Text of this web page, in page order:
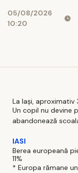
reducerea
costurilor
05/08/2026
10:20
La Iași,
Un copil nu devine
abandonează
IASI
Berea europeană
11%
* Europa rămane